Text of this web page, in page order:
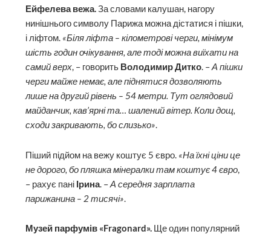
Ейфелева вежа.За словами калушан, нагору
нинішнього символу Парижа можна дістатися і пішки,
і ліфтом. «Біля ліфта – кілометрові черги, мінімум
шість годин очікування, але тоді можна виїхати на
самий верх, – говорить Володимир Дитко. –А пішки
черги майже немає, але піднятися дозволяють
лише на другий рівень – 54 метри. Тут оглядовий
майданчик, кав’ярні та… шалений вітер. Коли дощ,
сходи закривають, бо слизько».
Піший підйом на вежу коштує 5 євро. «На їхні ціни це
не дорого, бо пляшка мінералки там кош­тує 4 євро,
– рахує пані Ірина. –А середня зарплата
парижанина – 2 тисячі».
Музей парфумів «Fragonard». Ще один популярний